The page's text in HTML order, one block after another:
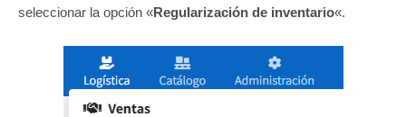
seleccionar la opción «Regularización de inventario«.